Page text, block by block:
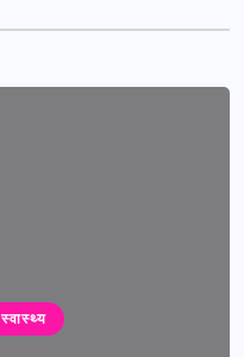
स्वास्थ्य